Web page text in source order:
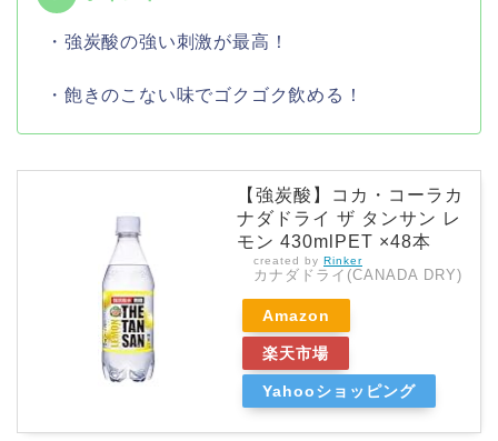
・強炭酸の強い刺激が最高！
・飽きのこない味でゴクゴク飲める！
【強炭酸】コカ・コーラカ
ナダドライ ザ タンサン レ
モン 430mlPET ×48本
created by Rinker
カナダドライ(CANADA DRY)
Amazon
楽天市場
Yahooショッピング